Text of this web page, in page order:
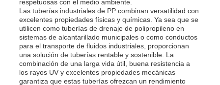
respetuosas con el medio ambiente.
Las tuberías industriales de PP combinan versatilidad con
excelentes propiedades físicas y químicas. Ya sea que se
utilicen como tuberías de drenaje de polipropileno en
sistemas de alcantarillado municipales o como conductos
para el transporte de fluidos industriales, proporcionan
una solución de tuberías rentable y sostenible. La
combinación de una larga vida útil, buena resistencia a
los rayos UV y excelentes propiedades mecánicas
garantiza que estas tuberías ofrezcan un rendimiento